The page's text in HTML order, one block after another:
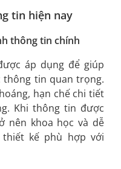
tin hiện nay
thông tin chính
áp dụng để giúp
thông tin quan trọng.
hạn chế chi tiết
Khi thông tin được
nên khoa học và dễ
kế phù hợp với